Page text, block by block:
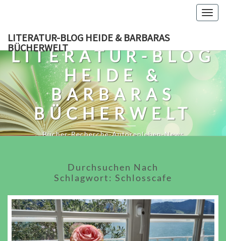
content
LITERATUR-BLOG HEIDE & BARBARAS
BÜCHERWELT
LITERATUR-BLOG
HEIDE &
BARBARAS
BÜCHERWELT
Bücher-Recherche-Autorenleben-News
Durchsuchen Nach
Schlagwort: Schlosscafe